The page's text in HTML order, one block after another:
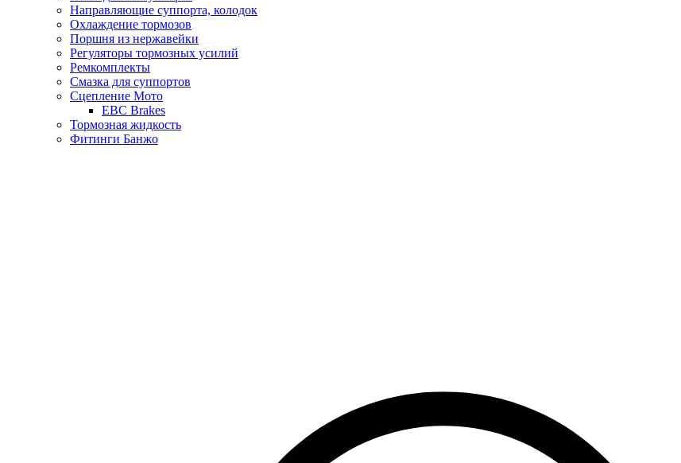
Направляющие суппорта, колодок
Охлаждение тормозов
Поршня из нержавейки
Регуляторы тормозных усилий
Ремкомплекты
Смазка для суппортов
Сцепление Мото
EBC Brakes
Тормозная жидкость
Фитинги Банжо